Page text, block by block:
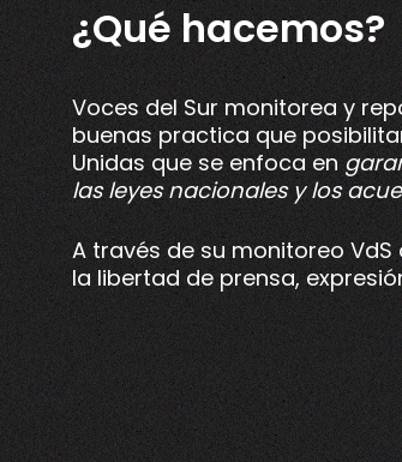
¿Qué hacemos?
Voces del Sur monitorea y
buenas practica que
Unidas que se enfoca en
las leyes nacionales y los
A través de su monitoreo
la libertad de prensa,